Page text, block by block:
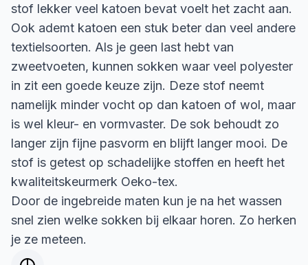
stof lekker veel katoen bevat voelt het zacht aan.
Ook ademt katoen een stuk beter dan veel andere
textielsoorten. Als je geen last hebt van
zweetvoeten, kunnen sokken waar veel polyester
in zit een goede keuze zijn. Deze stof neemt
namelijk minder vocht op dan katoen of wol, maar
is wel kleur- en vormvaster. De sok behoudt zo
langer zijn fijne pasvorm en blijft langer mooi. De
stof is getest op schadelijke stoffen en heeft het
kwaliteitskeurmerk Oeko-tex.
Door de ingebreide maten kun je na het wassen
snel zien welke sokken bij elkaar horen. Zo herken
je ze meteen.